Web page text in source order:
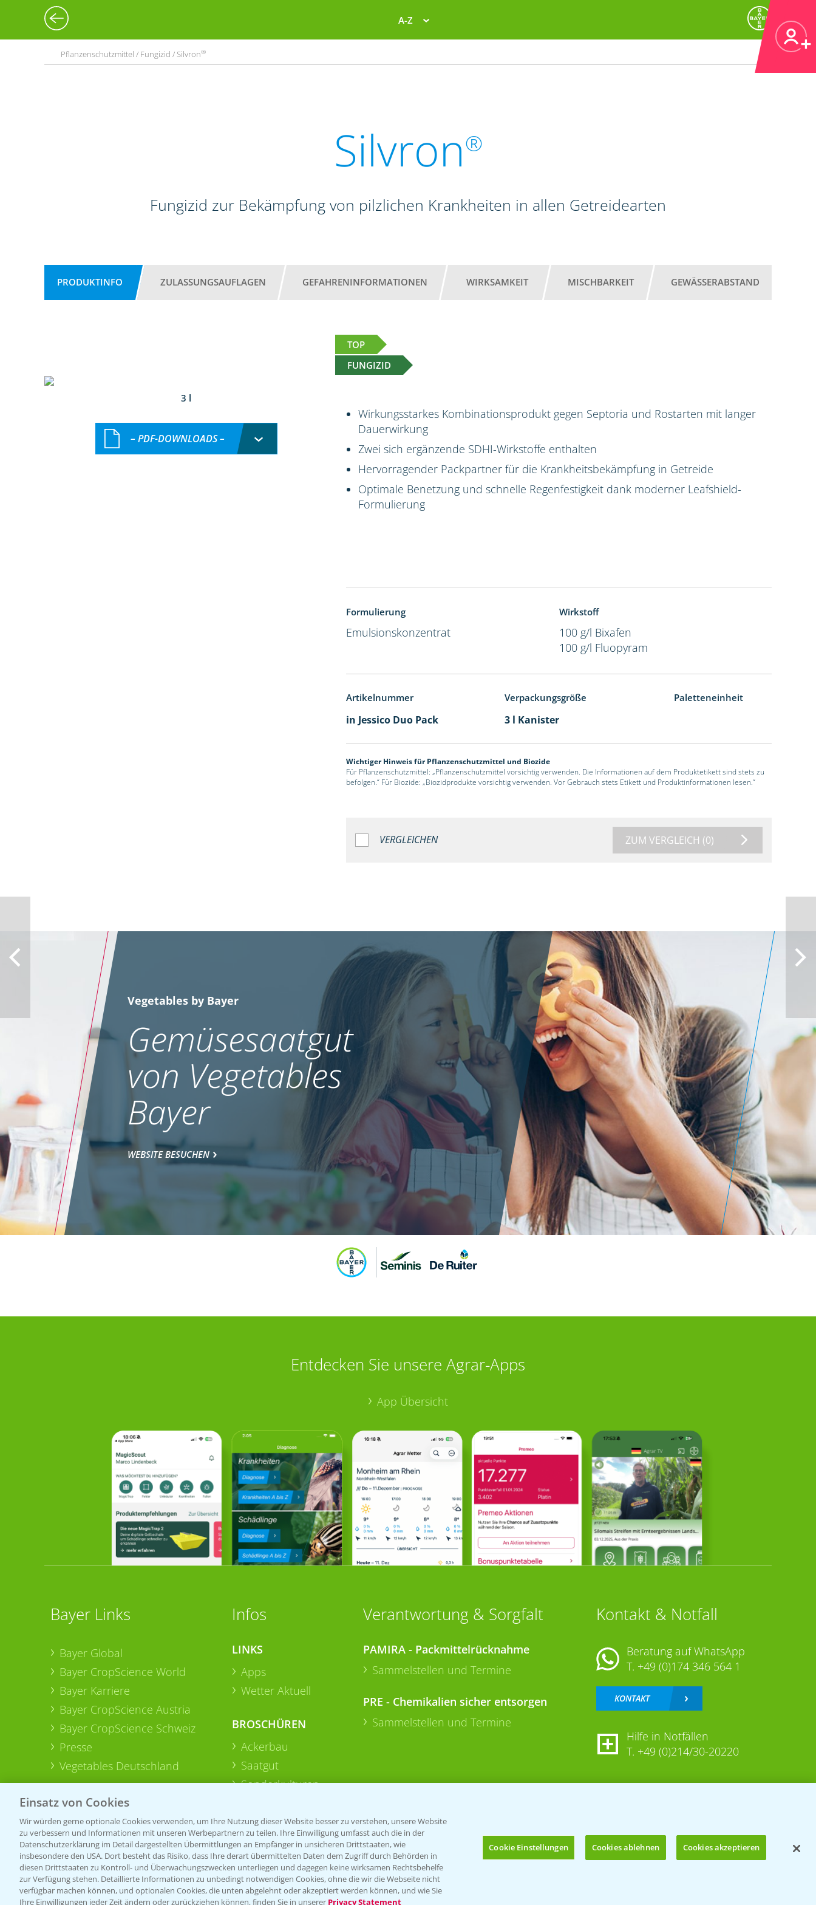
A-Z
Pflanzenschutzmittel / Fungizid / Silvron®
Silvron®
Fungizid zur Bekämpfung von pilzlichen Krankheiten in allen Getreidearten
PRODUKTINFO ZULASSUNGSAUFLAGEN GEFAHRENINFORMATIONEN WIRKSAMKEIT MISCHBARKEIT GEWÄSSERABSTAND
TOP
FUNGIZID
3 l
– PDF-DOWNLOADS –
Wirkungsstarkes Kombinationsprodukt gegen Septoria und Rostarten mit langer
Dauerwirkung
Zwei sich ergänzende SDHI-Wirkstoffe enthalten
Hervorragender Packpartner für die Krankheitsbekämpfung in Getreide
Optimale Benetzung und schnelle Regenfestigkeit dank moderner Leafshield-
Formulierung
Formulierung
Emulsionskonzentrat
Wirkstoff
100 g/l Bixafen
100 g/l Fluopyram
Artikelnummer Verpackungsgröße Paletteneinheit
in Jessico Duo Pack 3 l Kanister
Wichtiger Hinweis für Pflanzenschutzmittel und Biozide
Für Pflanzenschutzmittel: „Pflanzenschutzmittel vorsichtig verwenden. Die Informationen auf dem Produktetikett sind stets zu
befolgen.“ Für Biozide: „Biozidprodukte vorsichtig verwenden. Vor Gebrauch stets Etikett und Produktinformationen lesen.“
VERGLEICHEN ZUM VERGLEICH (0)
Bis zu 4 Produkte vergleichen:
Vegetables by Bayer
Gemüsesaatgut
von Vegetables
Bayer
WEBSITE BESUCHEN
Entdecken Sie unsere Agrar-Apps
App Übersicht
Bayer Links
Bayer Global
Bayer CropScience World
Bayer Karriere
Bayer CropScience Austria
Bayer CropScience Schweiz
Presse
Vegetables Deutschland
Infos
LINKS
Apps
Wetter Aktuell
BROSCHÜREN
Ackerbau
Saatgut
Sonderkulturen
Verantwortung & Sorgfalt
PAMIRA - Packmittelrücknahme
Sammelstellen und Termine
PRE - Chemikalien sicher entsorgen
Sammelstellen und Termine
Kontakt & Notfall
Beratung auf WhatsApp
T. +49 (0)174 346 564 1
KONTAKT
Hilfe in Notfällen
T. +49 (0)214/30-20220
Folgen Sie uns
Einsatz von Cookies
Wir würden gerne optionale Cookies verwenden, um Ihre Nutzung dieser Website besser zu verstehen, unsere Website
zu verbessern und Informationen mit unseren Werbepartnern zu teilen. Ihre Einwilligung umfasst auch die in der
Datenschutzerklärung im Detail dargestellten Übermittlungen an Empfänger in unsicheren Drittstaaten, wie
insbesondere den USA. Dort besteht das Risiko, dass Ihre derart übermittelten Daten dem Zugriff durch Behörden in
diesen Drittstaaten zu Kontroll- und Überwachungszwecken unterliegen und dagegen keine wirksamen Rechtsbehelfe
zur Verfügung stehen. Detaillierte Informationen zu unbedingt notwendigen Cookies, ohne die wir die Webseite nicht
verfügbar machen können, und optionalen Cookies, die unten abgelehnt oder akzeptiert werden können, und wie Sie
Ihre Einwilligungen jeder Zeit ändern oder zurückziehen können, finden Sie in unserer Privacy Statement
Cookie Einstellungen Cookies ablehnen Cookies akzeptieren